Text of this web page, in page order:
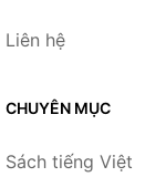
Liên hệ
CHUYÊN MỤC
Sách tiếng Việt